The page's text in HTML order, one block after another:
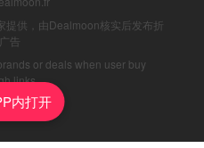
内打开
提供，由Dealmoon核实后发布折
告
or deals when user buy
links